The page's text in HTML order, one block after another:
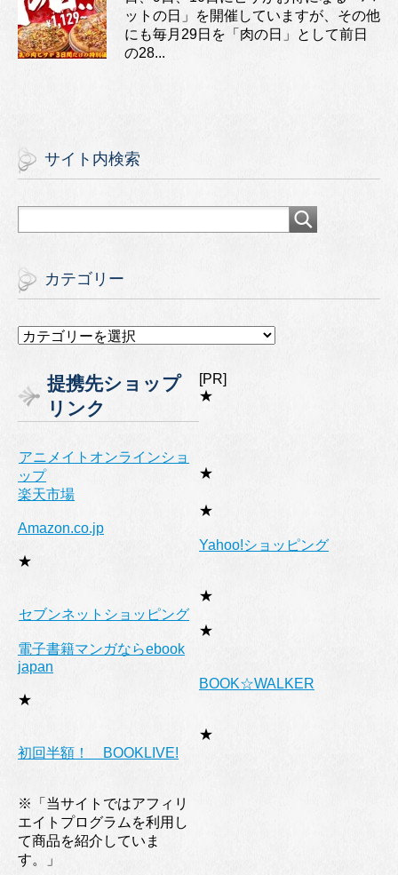
ットの日」を開催していますが、その他
にも毎月29日を「肉の日」として前日
の28...
サイト内検索
カテゴリー
カ
リ
ー
提携先ショップ
リンク
[PR]
★
アニメイトオンラインショ
ップ
★
楽天市場
★
Amazon.co.jp
★
Yahoo!ショッピング
★
セブンネットショッピング
★
電子書籍マンガならebook
japan
★
BOOK☆WALKER
★
初回半額！ BOOKLIVE!
※「当サイトではアフィリ
エイトプログラムを利用し
て商品を紹介していま
す。」